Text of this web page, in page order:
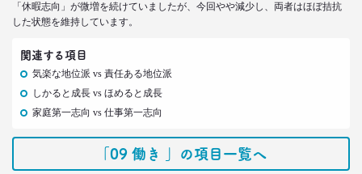
2022.02.03
子ども思いの「40代おじさん」に送る
–日経クロストレンド 連載㉑–
生活総研 上席研究員/コピーライター
前沢 裕文
犬派と猫派を49項目で徹底分析！
性格、価値観、消費行動に大差
「休暇志向」が微増を続けていましたが、今回やや減少し、両者はほぼ拮抗
した状態を維持しています。
関連する項目
気楽な地位派 vs 責任ある地位派
しかると成長 vs ほめると成長
家庭第一志向 vs 仕事第一志向
「09 働き 」の項目一覧へ